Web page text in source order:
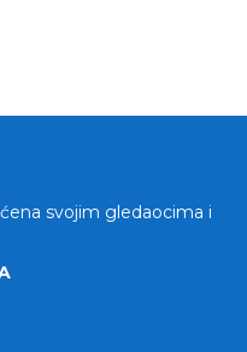
svojim gledaocima i